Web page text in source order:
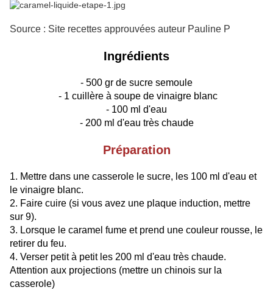
Source : Site recettes approuvées auteur Pauline P
Ingrédients
- 500 gr de sucre semoule
- 1 cuillère à soupe de vinaigre blanc
- 100 ml d'eau
- 200 ml d'eau très chaude
Préparation
1. Mettre dans une casserole le sucre, les 100 ml d'eau et
le vinaigre blanc.
2. Faire cuire (si vous avez une plaque induction, mettre
sur 9).
3. Lorsque le caramel fume et prend une couleur rousse, le
retirer du feu.
4. Verser petit à petit les 200 ml d'eau très chaude.
Attention aux projections (mettre un chinois sur la
casserole)